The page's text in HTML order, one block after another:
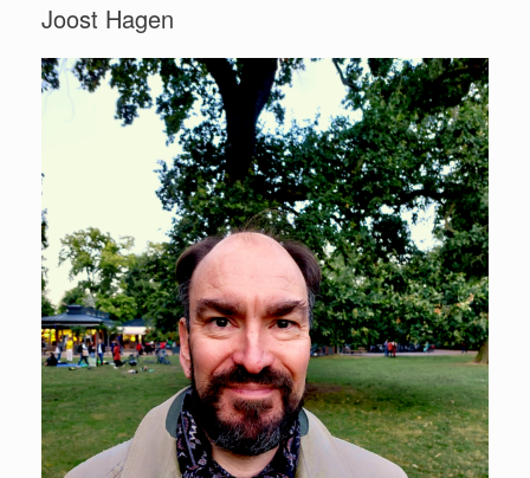
Joost Hagen